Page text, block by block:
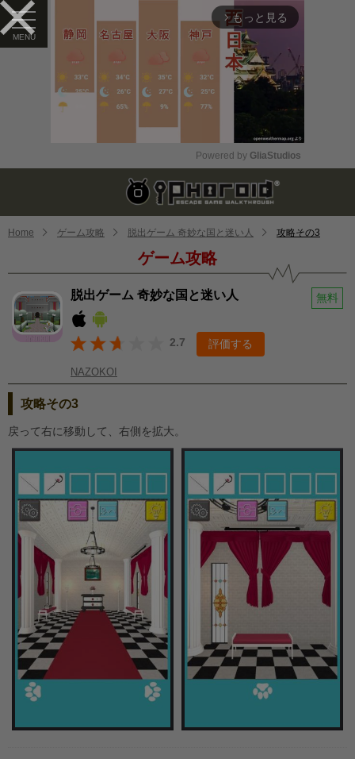
arrow_forward_ios もっと見る
Mute
Powered by GliaStudios
Home ゲーム攻略 脱出ゲーム 奇妙な国と迷い人 攻略その3
ゲーム攻略
脱出ゲーム 奇妙な国と迷い人 無料
2.7 評価する
NAZOKOI
攻略その3
戻って右に移動して、右側を拡大。